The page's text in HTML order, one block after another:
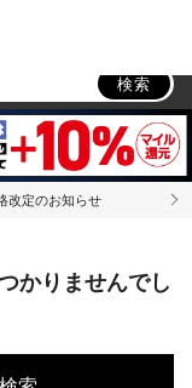
検索
改定のお知らせ
かりませんでし